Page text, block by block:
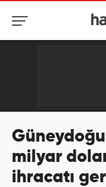
milyar
ihracatı